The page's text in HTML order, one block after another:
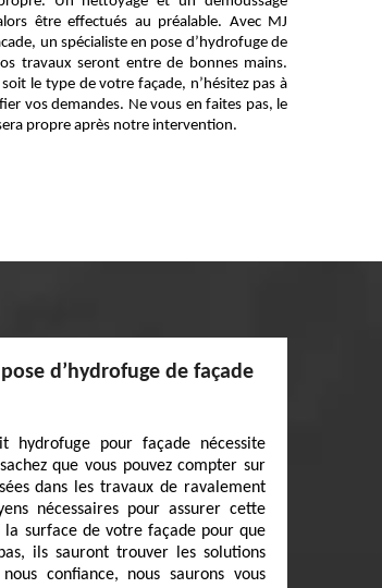
être effectués au préalable. Avec MJ
un spécialiste en pose d’hydrofuge de
travaux seront entre de bonnes mains.
le type de votre façade, n’hésitez pas à
vos demandes. Ne vous en faites pas, le
propre après notre intervention.
d’hydrofuge de façade
hydrofuge pour façade nécessite
que vous pouvez compter sur
dans les travaux de ravalement
nécessaires pour assurer cette
la surface de votre façade pour que
ils sauront trouver les solutions
confiance, nous saurons vous